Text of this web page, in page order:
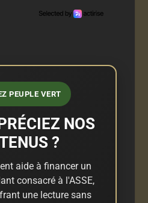
PEUPLE VERT
NOS
?
aide à financer un
consacré à l'ASSE,
une lecture sans